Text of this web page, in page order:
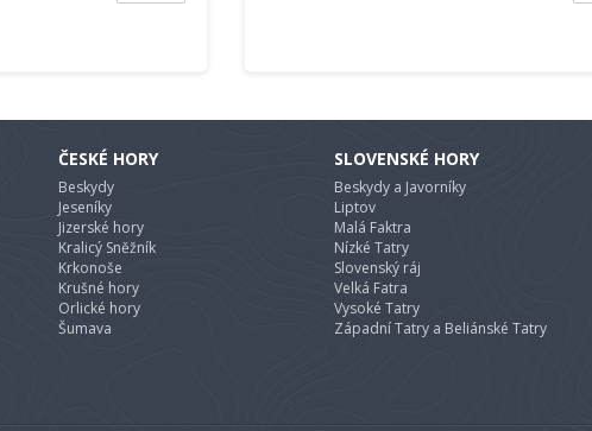
ČESKÉ HORY
Beskydy
Jeseníky
Jizerské hory
Kralicý Sněžník
Krkonoše
Krušné hory
Orlické hory
Šumava
SLOVENSKÉ HORY
Beskydy a Javorníky
Liptov
Malá Faktra
Nízké Tatry
Slovenský ráj
Velká Fatra
Vysoké Tatry
Západní Tatry a Beliánské Tatry